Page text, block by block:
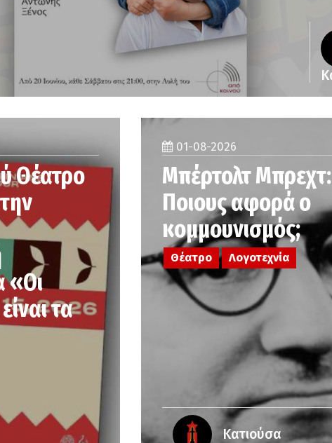
Θέατρο
«Οι
τα
01-08-2026
Μπέρτολτ Μπρεχτ:
Ποιους αφορά ο
κομμουνισμός;
Θέατρο Λογοτεχνία
Κατιούσα